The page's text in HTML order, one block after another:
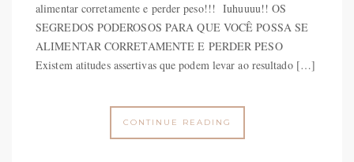
alimentar corretamente e perder peso!!! Iuhuuuu!! OS
SEGREDOS PODEROSOS PARA QUE VOCÊ POSSA SE
ALIMENTAR CORRETAMENTE E PERDER PESO
Existem atitudes assertivas que podem levar ao resultado […]
CONTINUE READING